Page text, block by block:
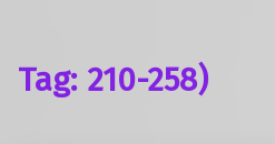
Tag: 210-258)